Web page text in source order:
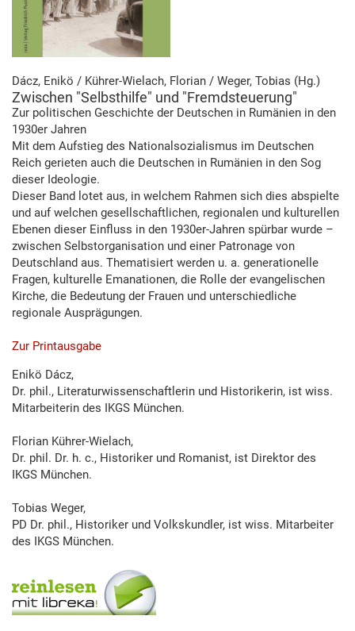
Dácz, Enikö / Kührer-Wielach, Florian / Weger, Tobias (Hg.)
Zwischen "Selbsthilfe" und "Fremdsteuerung"
Zur politischen Geschichte der Deutschen in Rumänien in den
1930er Jahren
Mit dem Aufstieg des Nationalsozialismus im Deutschen
Reich gerieten auch die Deutschen in Rumänien in den Sog
dieser Ideologie.
Dieser Band lotet aus, in welchem Rahmen sich dies abspielte
und auf welchen gesellschaftlichen, regionalen und kulturellen
Ebenen dieser Einfluss in den 1930er-Jahren spürbar wurde –
zwischen Selbstorganisation und einer Patronage von
Deutschland aus. Thematisiert werden u. a. generationelle
Fragen, kulturelle Emanationen, die Rolle der evangelischen
Kirche, die Bedeutung der Frauen und unterschiedliche
regionale Ausprägungen.
Zur Printausgabe
Enikö Dácz,
Dr. phil., Literaturwissenschaftlerin und Historikerin, ist wiss.
Mitarbeiterin des IKGS München.
Florian Kührer-Wielach,
Dr. phil. Dr. h. c., Historiker und Romanist, ist Direktor des
IKGS München.
Tobias Weger,
PD Dr. phil., Historiker und Volkskundler, ist wiss. Mitarbeiter
des IKGS München.